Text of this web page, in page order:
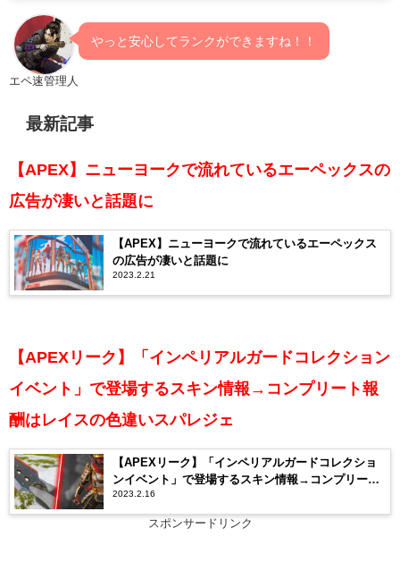
エペ速管理人
やっと安心してランクができますね！！
最新記事
【APEX】ニューヨークで流れているエーペックスの
広告が凄いと話題に
【APEX】ニューヨークで流れているエーペックス
の広告が凄いと話題に
2023.2.21
【APEXリーク】「インペリアルガードコレクション
イベント」で登場するスキン情報→コンプリート報
酬はレイスの色違いスパレジェ
【APEXリーク】「インペリアルガードコレクショ
ンイベント」で登場するスキン情報→コンプリート
報酬はレイスの色違いスパレジェ
2023.2.16
スポンサードリンク